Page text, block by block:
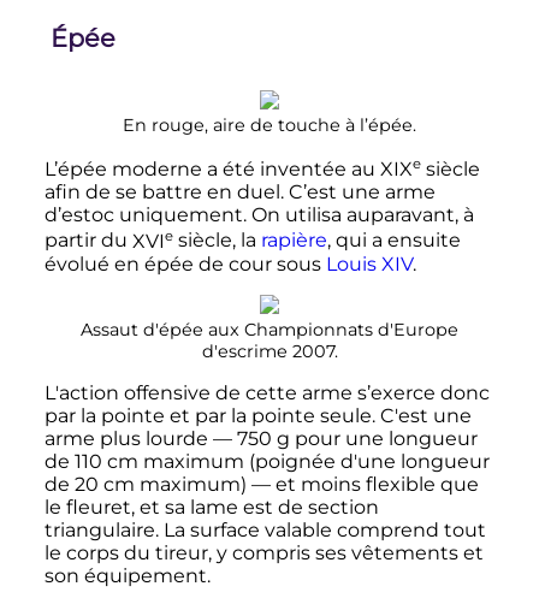
Épée
En rouge, aire de touche à l’épée.
L’épée moderne a été inventée au XIXe siècle
afin de se battre en duel. C’est une arme
d’estoc uniquement. On utilisa auparavant, à
partir du XVIe siècle, la rapière, qui a ensuite
évolué en épée de cour sous Louis XIV.
Assaut d'épée aux Championnats d'Europe
d'escrime 2007.
L'action offensive de cette arme s’exerce donc
par la pointe et par la pointe seule. C'est une
arme plus lourde — 750 g pour une longueur
de 110 cm maximum (poignée d'une longueur
de 20 cm maximum) — et moins flexible que
le fleuret, et sa lame est de section
triangulaire. La surface valable comprend tout
le corps du tireur, y compris ses vêtements et
son équipement.